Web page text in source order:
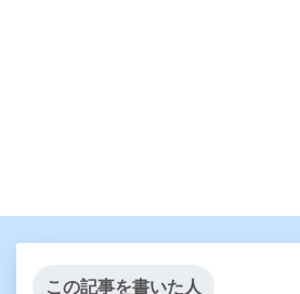
この記事を書いた人